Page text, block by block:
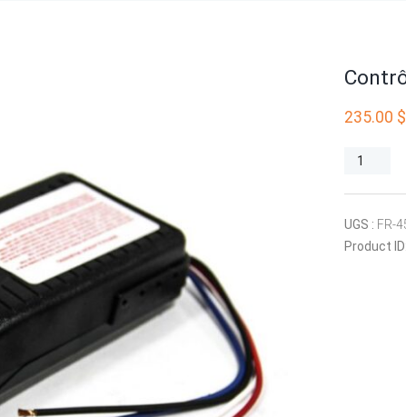
235.00 $
quantité
de
freins
UGS : FR-
Product ID: